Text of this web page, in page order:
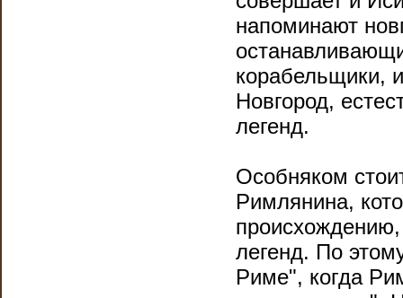
напоминают
корабельщики,
Новгород,
легенд.
Особняком
Римлянина,
происхождению,
легенд. По
Риме", когда